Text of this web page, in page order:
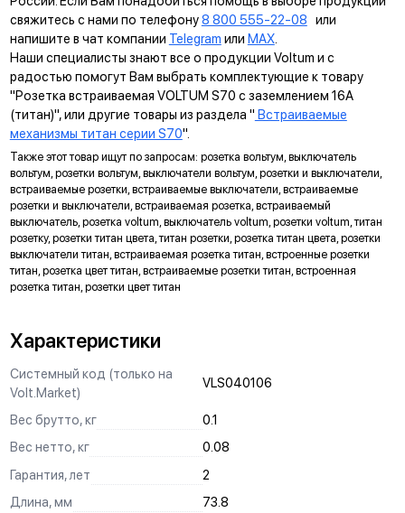
рамкой. Восемь фиксаторов по периметру нивелируют
неровности стены и надежно удерживают конструкцию.
УНИВЕРСАЛЬНЫЙ МОНТАЖ
Суппорт поддерживает установку механизма в
многопостовые рамки как по горизонтали, так и по вертикали.
ДИАГОНАЛЬНЫЕ ОТВЕРСТИЯ СУППОРТА
Предназначены для удобного крепления механизмов в
нестандартных условиях, не требующих применения
подрозетников.
МАРКИРОВКА
Метка для точного определения длины зачистки изоляции
проводов, упрощающая и ускоряющая процесс монтажа.
Надежно фиксирует механизм в подрозетнике, не мешая
монтажу и не выпадая из свободного положения.
ЗАЩИТА
Механизм выполнен с учетом защиты проводов от
повреждений при установке, обеспечивая безопасную
эксплуатацию и исключая вероятность замыкания на детали
корпуса.
КРЕПЛЕНИЕ "ШИП-ПАЗ"
свяжитесь с нами по телефону8 800 555-22-08 или
напишите в чат компании Telegram или MAX.
Наши специалисты знают все о продукции Voltum и с
радостью помогут Вам выбрать комплектующие к товару
"Розетка встраиваемая VOLTUM S70 с заземлением 16А
(титан)", или другие товары из раздела " Встраиваемые
механизмы титан серии S70".
Также этот товар ищут по запросам: розетка вольтум, выключатель
вольтум, розетки вольтум, выключатели вольтум, розетки и выключатели,
встраиваемые розетки, встраиваемые выключатели, встраиваемые
розетки и выключатели, встраиваемая розетка, встраиваемый
выключатель, розетка voltum, выключатель voltum, розетки voltum, титан
розетку, розетки титан цвета, титан розетки, розетка титан цвета, розетки
выключатели титан, встраиваемая розетка титан, встроенные розетки
титан, розетка цвет титан, встраиваемые розетки титан, встроенная
розетка титан, розетки цвет титан
Характеристики
Системный код (только на
Volt.Market)
VLS040106
Вес брутто, кг
0.1
Вес нетто, кг
0.08
Гарантия, лет
2
Длина, мм
73.8